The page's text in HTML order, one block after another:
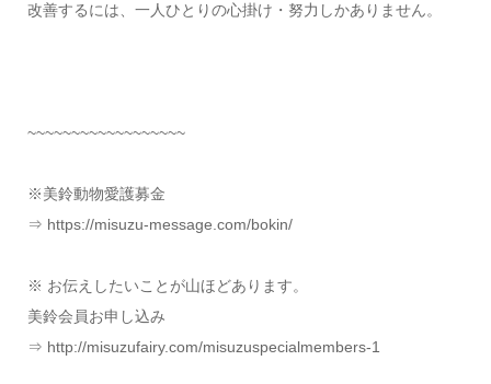
改善するには、一人ひとりの心掛け・努力しかありません。
~~~~~~~~~~~~~~~~~~
※美鈴動物愛護募金
⇒ https://misuzu-message.com/bokin/
※ お伝えしたいことが山ほどあります。
美鈴会員お申し込み
⇒ http://misuzufairy.com/misuzuspecialmembers-1